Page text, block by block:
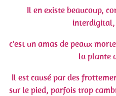
Il en existe beaucoup,
c'est un amas de peaux
la plante
Il est causé par des
sur le pied, parfois trop